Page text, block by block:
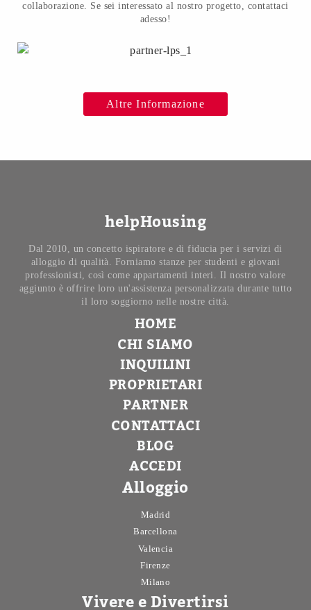
collaborazione. Se sei interessato al nostro progetto, contattaci
adesso!
Altre Informazione
helpHousing
Dal 2010, un concetto ispiratore e di fiducia per i servizi di
alloggio di qualità. Forniamo stanze per studenti e giovani
professionisti, così come appartamenti interi. Il nostro valore
aggiunto è offrire loro un'assistenza personalizzata durante tutto
il loro soggiorno nelle nostre città.
HOME
CHI SIAMO
INQUILINI
PROPRIETARI
PARTNER
CONTATTACI
BLOG
ACCEDI
Alloggio
Madrid
Barcellona
Valencia
Firenze
Milano
Vivere e Divertirsi